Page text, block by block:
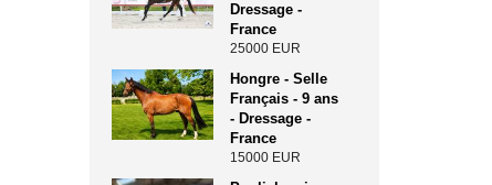
Dressage -
France
25000 EUR
Hongre - Selle
Français - 9 ans
- Dressage -
France
15000 EUR